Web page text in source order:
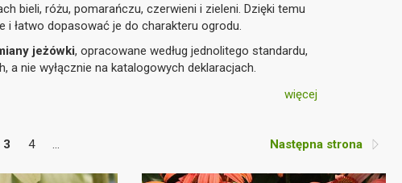
bieli, różu, pomarańczu, czerwieni i zieleni. Dzięki temu
łatwo dopasować je do charakteru ogrodu.
jeżówki, opracowane według jednolitego standardu,
nie wyłącznie na katalogowych deklaracjach.
więcej
3 4 ... Następna strona